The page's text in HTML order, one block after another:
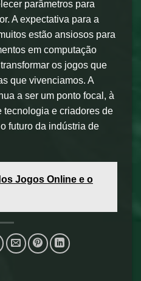
parâmetros para
A expectativa para a
estão ansiosos para
em computação
os jogos que
que vivenciamos. A
a ser um ponto focal, à
tecnologia e criadores de
futuro da indústria de
Jogos Online e o